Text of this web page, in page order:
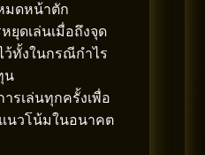
มดหน้าตัก
ยุดเล่นเมื่อถึงจุด
ทั้งในกรณีกำไร
น
รเล่นทุกครั้งเพื่อ
นวโน้มในอนาคต